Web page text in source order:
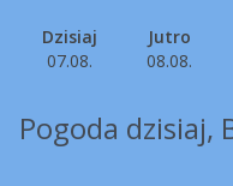
Dzisiaj
07.08.
Jutro
08.08.
Pogoda dzisiaj,